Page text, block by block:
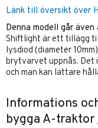
Länk till översikt över
Denna modell går
Shiftlight är ett tillägg
lysdiod (diameter
brytvarvet uppnås. Det
och man kan lättare
Informations
bygga A-